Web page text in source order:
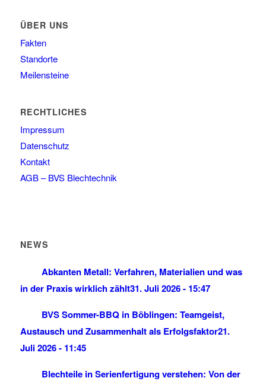
ÜBER UNS
Fakten
Standorte
Meilensteine
RECHTLICHES
Impressum
Datenschutz
Kontakt
AGB – BVS Blechtechnik
NEWS
Abkanten Metall: Verfahren, Materialien und was
in der Praxis wirklich zählt31. Juli 2026 - 15:47
BVS Sommer-BBQ in Böblingen: Teamgeist,
Austausch und Zusammenhalt als Erfolgsfaktor21.
Juli 2026 - 11:45
Blechteile in Serienfertigung verstehen: Von der